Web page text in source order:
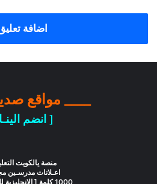
اضافة
____ مواقع
[ انضم
منصة يالكويت
اعـلانات مدرسـين
1000 كلمة [ الانجليزية للمبتدئين ]